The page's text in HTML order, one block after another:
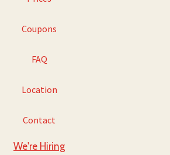
Coupons
FAQ
Location
Contact
We're Hiring